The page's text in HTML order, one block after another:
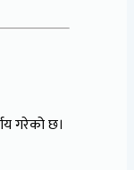
गरेको छ।